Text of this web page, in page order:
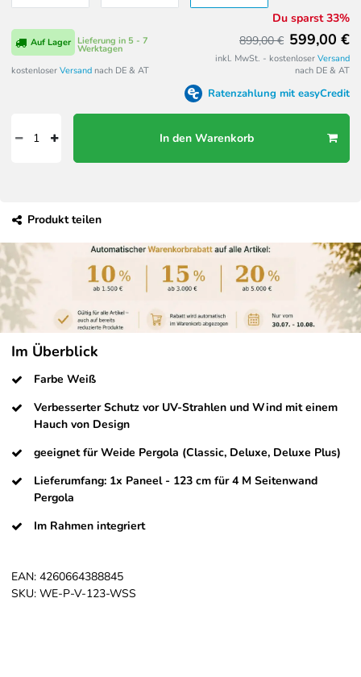
Lieferung in 5 - 7
Werktagen
Auf Lager
kostenloser Versand nach DE & AT
Du sparst 33%
899,00 € 599,00 €
inkl. MwSt. - kostenloser Versand
nach DE & AT
Ratenzahlung mit easyCredit
In den Warenkorb
Produkt teilen
Im Überblick
Farbe Weiß
Verbesserter Schutz vor UV-Strahlen und Wind mit einem
Hauch von Design
geeignet für Weide Pergola (Classic, Deluxe, Deluxe Plus)
Lieferumfang: 1x Paneel - 123 cm für 4 M Seitenwand
Pergola
Im Rahmen integriert
EAN: 4260664388845
SKU: WE-P-V-123-WSS